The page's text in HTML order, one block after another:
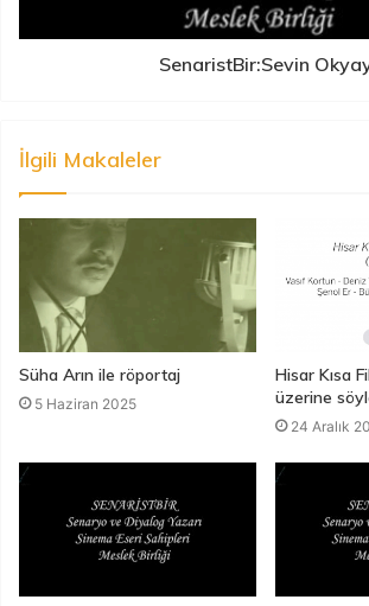
SenaristBir:Sevin
İlgili Makaleler
Süha Arın ile röportaj
5 Haziran 2025
Hisar Kısa
üzerine
24 Aralık